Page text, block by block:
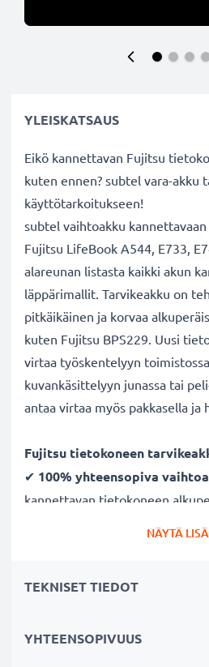
YLEISKATSAUS
Eikö kannettavan Fujitsu
kuten ennen? subtel vara-akku
käyttötarkoitukseen!
subtel vaihtoakku
Fujitsu LifeBook A544, E733,
alareunan listasta kaikki akun
läppärimallit. Tarvikeakku on
pitkäikäinen ja korvaa
kuten Fujitsu BPS229. Uusi
virtaa työskentelyyn
kuvankäsittelyyn junassa tai
antaa virtaa myös pakkasella ja
Fujitsu tietokoneen
✔ 100% yhteensopiva
kannettavan tietokoneen
✔Sertifioitu turvallisuus
✔Suuri kapasiteetti ja pitkä
NÄYTÄ
TEKNISET TIEDOT
YHTEENSOPIVUUS